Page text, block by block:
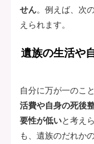
せん。例えば、次
えられます。
遺族の生活や
自分に万が一のこ
活費や自身の死後
要性が低いと考え
も、遺族のだれか